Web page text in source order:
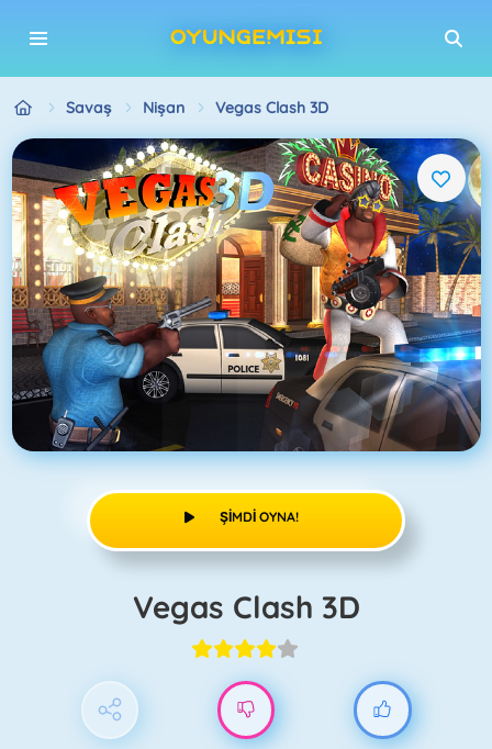
Savaş Nişan Vegas Clash 3D
ŞIMDI OYNA!
Vegas Clash 3D